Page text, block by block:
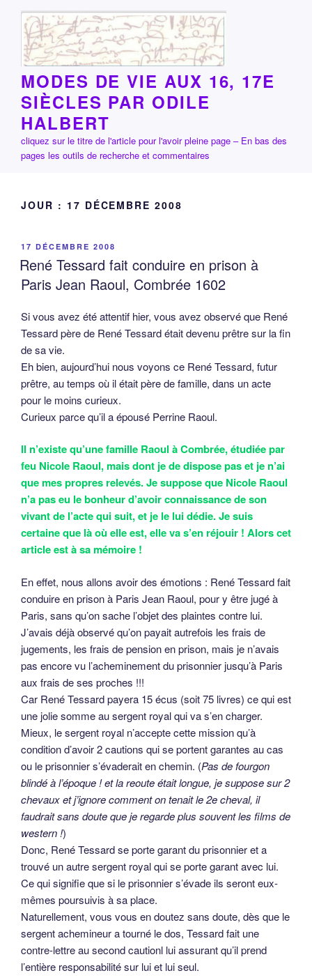
contenu
principal
MODES DE VIE AUX 16, 17E
SIÈCLES PAR ODILE
HALBERT
cliquez sur le titre de l'article pour l'avoir pleine page – En bas des
pages les outils de recherche et commentaires
JOUR : 17 DÉCEMBRE 2008
PUBLIÉ
LE
17 DÉCEMBRE 2008
René Tessard fait conduire en prison à
Paris Jean Raoul, Combrée 1602
Si vous avez été attentif hier, vous avez observé que René
Tessard père de René Tessard était devenu prêtre sur la fin
de sa vie.
Eh bien, aujourd’hui nous voyons ce René Tessard, futur
prêtre, au temps où il était père de famille, dans un acte
pour le moins curieux.
Curieux parce qu’il a épousé Perrine Raoul.
Il n’existe qu’une famille Raoul à Combrée, étudiée par
feu Nicole Raoul, mais dont je de dispose pas et je n’ai
que mes propres relevés. Je suppose que Nicole Raoul
n’a pas eu le bonheur d’avoir connaissance de son
vivant de l’acte qui suit, et je le lui dédie. Je suis
certaine que là où elle est, elle va s’en réjouir ! Alors cet
article est à sa mémoire !
En effet, nous allons avoir des émotions : René Tessard fait
conduire en prison à Paris Jean Raoul, pour y être jugé à
Paris, sans qu’on sache l’objet des plaintes contre lui.
J’avais déjà observé qu’on payait autrefois les frais de
jugements, les frais de pension en prison, mais je n’avais
pas encore vu l’acheminement du prisonnier jusqu’à Paris
aux frais de ses proches !!!
Car René Tessard payera 15 écus (soit 75 livres) ce qui est
une jolie somme au sergent royal qui va s’en charger.
Mieux, le sergent royal n’accepte cette mission qu’à
condition d’avoir 2 cautions qui se portent garantes au cas
ou le prisonnier s’évaderait en chemin. (Pas de fourgon
blindé à l’époque ! et la reoute était longue, je suppose sur 2
chevaux et j’ignore comment on tenait le 2e cheval, il
faudrait sans doute que je regarde plus souvent les films de
western !)
Donc, René Tessard se porte garant du prisonnier et a
trouvé un autre sergent royal qui se porte garant avec lui.
Ce qui signifie que si le prisonnier s’évade ils seront eux-
mêmes poursuivis à sa place.
Naturellement, vous vous en doutez sans doute, dès que le
sergent achemineur a tourné le dos, Tessard fait une
contre-lettre au second cautionl lui assurant qu’il prend
l’entière responsabilité sur lui et lui seul.